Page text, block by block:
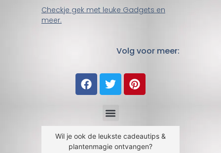
Checkje gek met leuke Gadgets en
meer.
Volg voor meer:
Wil je ook de leukste cadeautips &
plantenmagie ontvangen?